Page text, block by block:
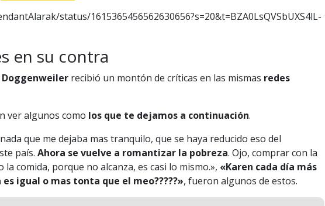
status/1615365456562630656?s=20&t=BZA0LsQVSbUXS4lL-
en su contra
Doggenweiler recibió un montón de críticas en las mismas redes
ver algunos como los que te dejamos a continuación.
que me dejaba mas tranquilo, que se haya reducido eso del
país. Ahora se vuelve a romantizar la pobreza. Ojo, comprar con la
comida, porque no alcanza, es casi lo mismo.», «Karen cada día más
igual o mas tonta que el meo?????», fueron algunos de estos.